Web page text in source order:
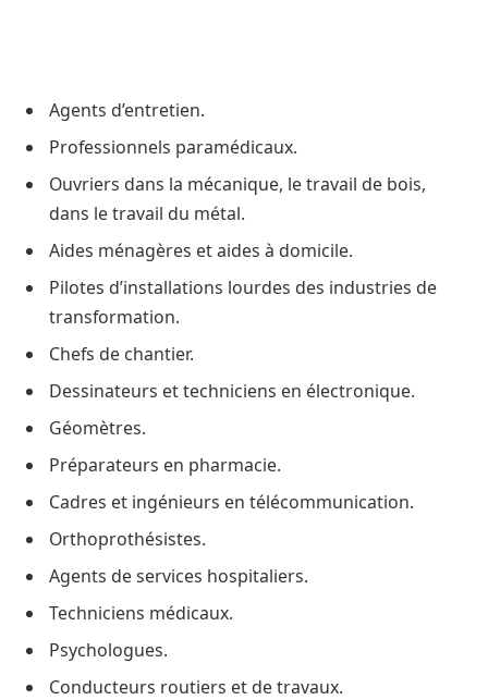
Agents d’entretien.
Professionnels paramédicaux.
Ouvriers dans la mécanique, le travail de bois,
dans le travail du métal.
Aides ménagères et aides à domicile.
Pilotes d’installations lourdes des industries de
transformation.
Chefs de chantier.
Dessinateurs et techniciens en électronique.
Géomètres.
Préparateurs en pharmacie.
Cadres et ingénieurs en télécommunication.
Orthoprothésistes.
Agents de services hospitaliers.
Techniciens médicaux.
Psychologues.
Conducteurs routiers et de travaux.